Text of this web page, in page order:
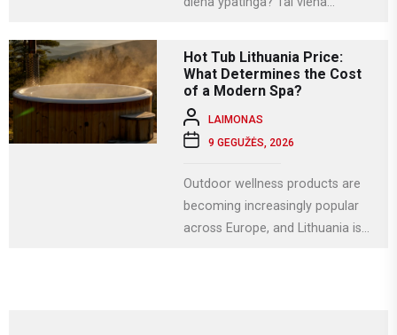
Hot Tub Lithuania Price:
What Determines the Cost
of a Modern Spa?
LAIMONAS
9 GEGUŽĖS, 2026
Outdoor wellness products are
becoming increasingly popular
across Europe, and Lithuania is